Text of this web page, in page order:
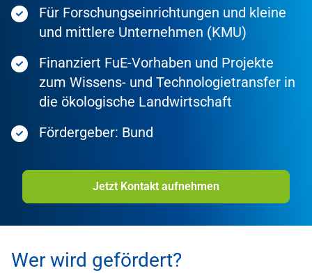
Für Forschungseinrichtungen und kleine
und mittlere Unternehmen (KMU)
Finanziert FuE-Vorhaben und Projekte
zum Wissens- und Technologietransfer in
die ökologische Landwirtschaft
Fördergeber: Bund
Jetzt Kontakt aufnehmen
Wer wird gefördert?